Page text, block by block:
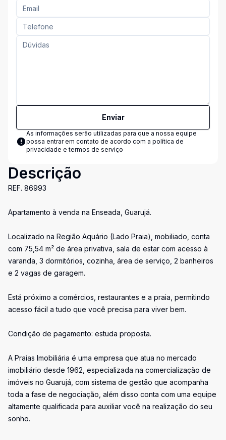
Enviar
As informações serão utilizadas para que a nossa equipe
possa entrar em contato de acordo com a política de
privacidade e termos de serviço
Descrição
REF. 86993
Apartamento à venda na Enseada, Guarujá.
Localizado na Região Aquário (Lado Praia), mobiliado, conta
com 75,54 m² de área privativa, sala de estar com acesso à
varanda, 3 dormitórios, cozinha, área de serviço, 2 banheiros
e 2 vagas de garagem.
Está próximo a comércios, restaurantes e a praia, permitindo
acesso fácil a tudo que você precisa para viver bem.
Condição de pagamento: estuda proposta.
A Praias Imobiliária é uma empresa que atua no mercado
imobiliário desde 1962, especializada na comercialização de
imóveis no Guarujá, com sistema de gestão que acompanha
toda a fase de negociação, além disso conta com uma equipe
altamente qualificada para auxiliar você na realização do seu
sonho.